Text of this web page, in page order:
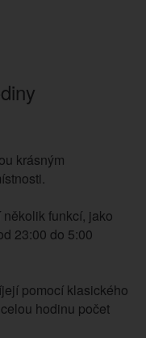
krásným
několik funkcí, jako
23:00 do 5:00
pomocí klasického
hodinu počet